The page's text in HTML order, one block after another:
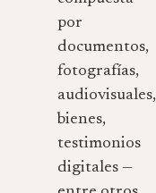
por
documentos,
fotografías,
audiovisuales,
bienes,
testimonios
digitales —